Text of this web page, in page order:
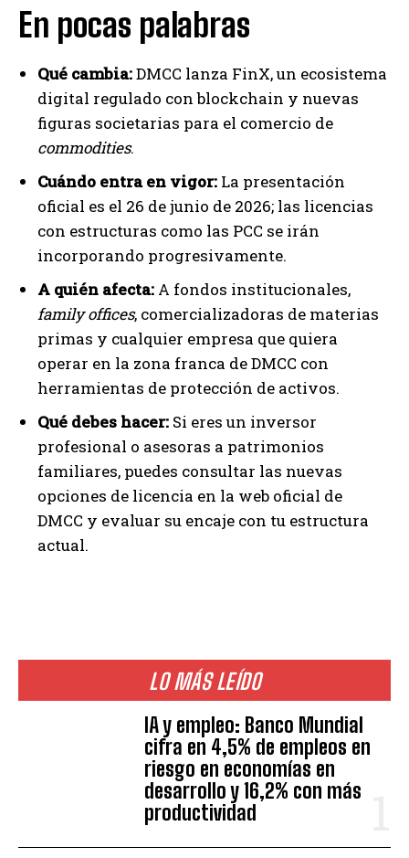
LO MÁS LEÍDO
IA y empleo: Banco Mundial
cifra en 4,5% de empleos en
riesgo en economías en
desarrollo y 16,2% con más
productividad
En pocas palabras
Qué cambia:DMCC lanza FinX, un ecosistema
digital regulado con blockchain y nuevas
figuras societarias para el comercio de
commodities.
Cuándo entra en vigor: La presentación
oficial es el 26 de junio de 2026; las licencias
con estructuras como las PCC se irán
incorporando progresivamente.
A quién afecta: A fondos institucionales,
family offices, comercializadoras de materias
primas y cualquier empresa que quiera
operar en la zona franca de DMCC con
herramientas de protección de activos.
Qué debes hacer: Si eres un inversor
profesional o asesoras a patrimonios
familiares, puedes consultar las nuevas
opciones de licencia en la web oficial de
DMCC y evaluar su encaje con tu estructura
actual.